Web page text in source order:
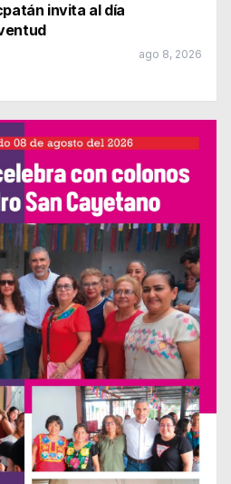
invita al día
ago 8, 2026